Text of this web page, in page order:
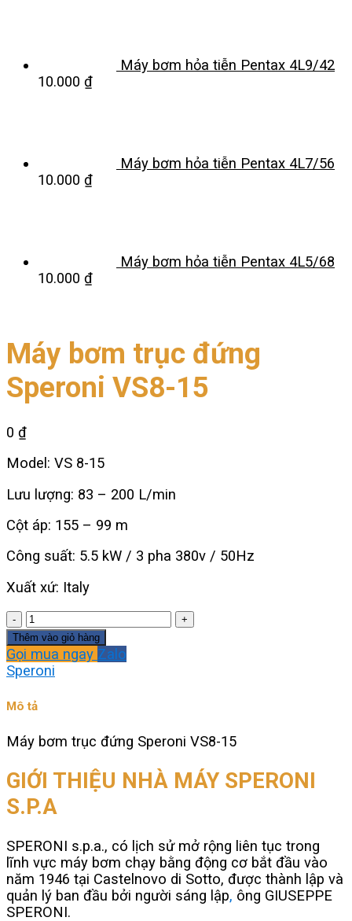
Máy bơm hỏa tiễn Pentax 4L9/42
10.000 ₫
Máy bơm hỏa tiễn Pentax 4L7/56
10.000 ₫
Máy bơm hỏa tiễn Pentax 4L5/68
10.000 ₫
Máy bơm trục đứng
Speroni VS8-15
0 ₫
Model: VS 8-15
Lưu lượng: 83 – 200 L/min
Cột áp: 155 – 99 m
Công suất: 5.5 kW / 3 pha 380v / 50Hz
Xuất xứ: Italy
Máy
bơm
trục
đứng
VS8-
số
lượng
Thêm vào giỏ hàng
Gọi mua ngay Zalo
Speroni
Mô tả
Máy bơm trục đứng Speroni VS8-15
GIỚI THIỆU NHÀ MÁY SPERONI
S.P.A
SPERONI s.p.a., có lịch sử mở rộng liên tục trong
lĩnh vực máy bơm chạy bằng động cơ bắt đầu vào
năm 1946 tại Castelnovo di Sotto, được thành lập và
quản lý ban đầu bởi người sáng lập, ông GIUSEPPE
SPERONI.